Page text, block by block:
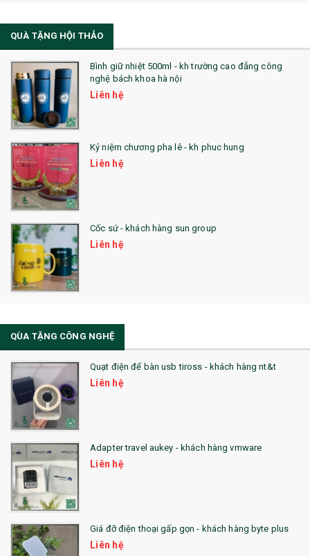
22. ĐỒNG HỒ ĐỂ BÀN
23. QÙA TẶNG ĐỘC ĐÁO
24. QÙA TẶNG PHA LÊ
25. QUÀ TẶNG GLASSLOCK
26. QUÀ TẶNG LUMINARC
28. BỘ ĐỒ ĂN CAO CẤP
29. MÓC KHOÁ
31. TÚI VẢI KHÔNG DỆT
32. TÚI VẢI BỐ
33. MŨ LƯỠI TRAI
36. QUẠT NHỰA QUẢNG CÁO
QUÀ TẶNG KHUYẾN MẠI
QUÀ TẶNG SX NHANH
QUÀ TẶNG HỘI THẢO
QUÀ TẶNG CÔNG NGHỆ
SẢN PHẨM ĐÃ THỰC HIỆN
QUÀ TẶNG SỨC KHỎE
SẢN PHẨM MỚI 2021
QUÀ TẶNG HỘI THẢO
Bình giữ nhiệt 500ml - kh trường cao đẳng công
nghệ bách khoa hà nội
Liên hệ
Kỷ niệm chương pha lê - kh phuc hung
Liên hệ
Cốc sứ - khách hàng sun group
Liên hệ
QÙA TẶNG CÔNG NGHỆ
Quạt điện để bàn usb tiross - khách hàng nt&t
Liên hệ
Adapter travel aukey - khách hàng vmware
Liên hệ
Giá đỡ điện thoại gấp gọn - khách hàng byte plus
Liên hệ